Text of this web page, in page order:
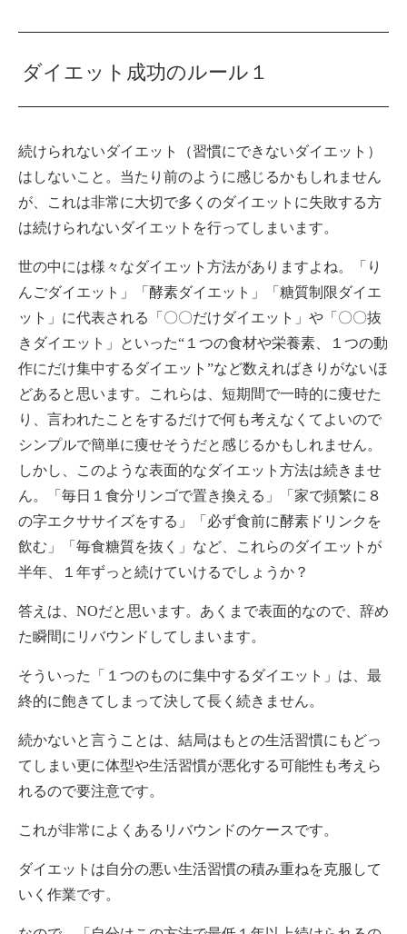
ダイエット成功のルール１
続けられないダイエット（習慣にできないダイエット）
はしないこと。当たり前のように感じるかもしれません
が、これは非常に大切で多くのダイエットに失敗する方
は続けられないダイエットを行ってしまいます。
世の中には様々なダイエット方法がありますよね。「り
んごダイエット」「酵素ダイエット」「糖質制限ダイエ
ット」に代表される「〇〇だけダイエット」や「〇〇抜
きダイエット」といった“１つの食材や栄養素、１つの動
作にだけ集中するダイエット”など数えればきりがないほ
どあると思います。これらは、短期間で一時的に痩せた
り、言われたことをするだけで何も考えなくてよいので
シンプルで簡単に痩せそうだと感じるかもしれません。
しかし、このような表面的なダイエット方法は続きませ
ん。「毎日１食分リンゴで置き換える」「家で頻繁に８
の字エクササイズをする」「必ず食前に酵素ドリンクを
飲む」「毎食糖質を抜く」など、これらのダイエットが
半年、１年ずっと続けていけるでしょうか？
答えは、NOだと思います。あくまで表面的なので、辞め
た瞬間にリバウンドしてしまいます。
そういった「１つのものに集中するダイエット」は、最
終的に飽きてしまって決して長く続きません。
続かないと言うことは、結局はもとの生活習慣にもどっ
てしまい更に体型や生活習慣が悪化する可能性も考えら
れるので要注意です。
これが非常によくあるリバウンドのケースです。
ダイエットは自分の悪い生活習慣の積み重ねを克服して
いく作業です。